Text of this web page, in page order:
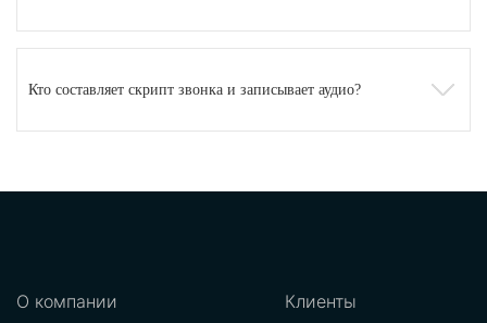
Кто составляет скрипт звонка и записывает аудио?
О компании
Клиенты